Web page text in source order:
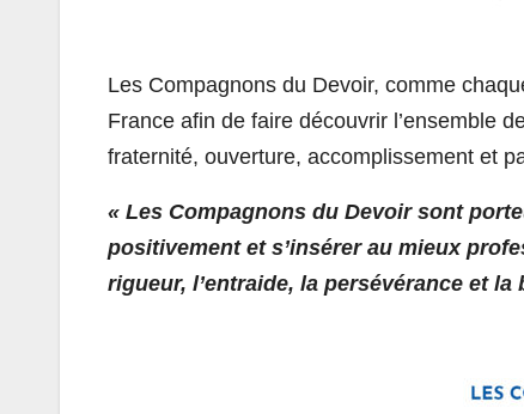
Les Compagnons du Devoir, comme
France afin de faire découvrir l’ensemble
fraternité, ouverture, accomplissement et
« Les Compagnons du Devoir sont
positivement et s’insérer au mieux
rigueur, l’entraide, la persévérance et la